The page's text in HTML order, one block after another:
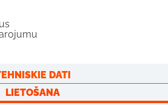
DATI
LIETOŠANA